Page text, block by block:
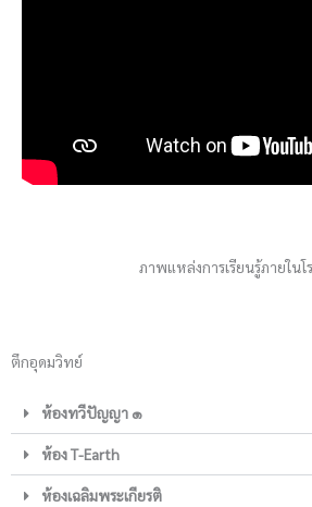
ภาพแหล่งการเรียนรู้ภายในโ
ตึกอุดมวิทย์
ห้องทวีปัญญา ๑
ห้อง T-Earth
ห้องเฉลิมพระเกียรติ